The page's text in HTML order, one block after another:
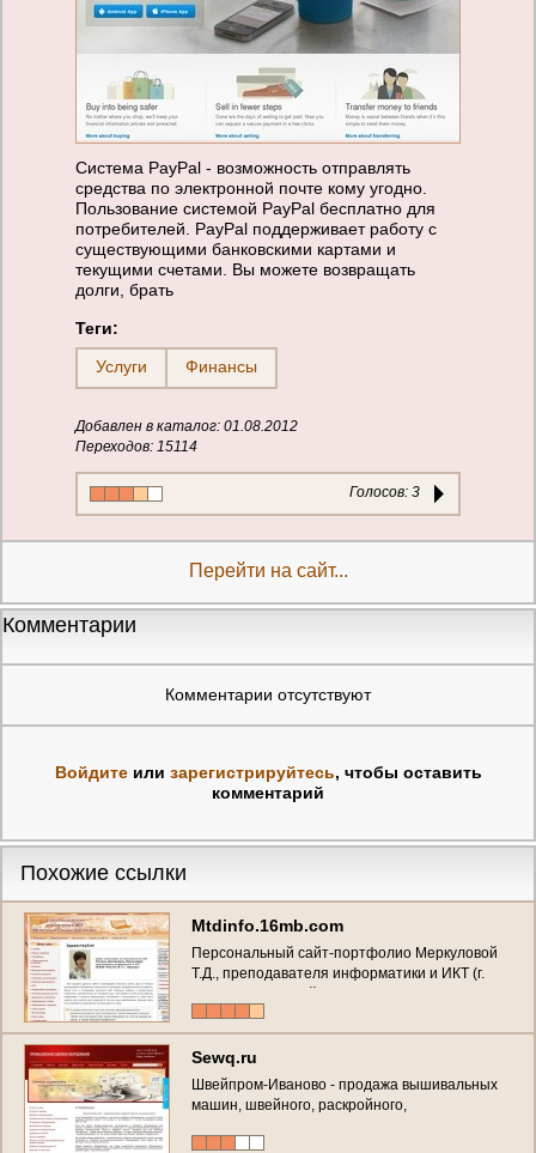
Система PayPal - возможность отправлять
средства по электронной почте кому угодно.
Пользование системой PayPal бесплатно для
потребителей. PayPal поддерживает работу с
существующими банковскими картами и
текущими счетами. Вы можете возвращать
долги, брать
Теги:
Услуги
Финансы
Добавлен в каталог: 01.08.2012
Переходов: 15114
Голосов: 3
Перейти на сайт...
Комментарии
Комментарии отсутствуют
Войдитеили зарегистрируйтесь, чтобы оставить
комментарий
Похожие ссылки
Mtdinfo.16mb.com
Персональный сайт-портфолио Меркуловой
Т.Д., преподавателя информатики и ИКТ (г.
Иваново, Полевой проезд, д. 4)
Sewq.ru
Швейпром-Иваново - продажа вышивальных
машин, швейного, раскройного,